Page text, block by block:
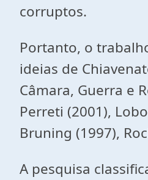
corruptos.
Portanto, o
ideias de
Câmara, Guerra e
Perreti (2001),
Bruning (1997),
A pesquisa